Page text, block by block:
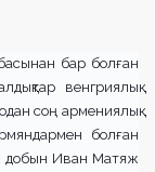
бар болған
венгриялық
соң армениялық
болған
добын Иван Матяж